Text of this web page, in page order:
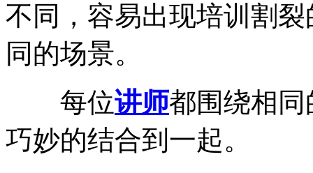
不同，容易出现培训割
同的场景。
每位讲师都围绕相
巧妙的结合到一起。